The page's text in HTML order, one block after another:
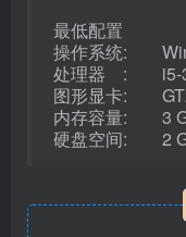
最低配置
操作系统:
处理器 : i5-
图形显卡:
内存容量: 3
硬盘空间: 2